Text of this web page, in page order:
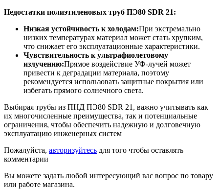
Недостатки полиэтиленовых труб ПЭ80 SDR 21:
Низкая устойчивость к холодам:При экстремально
низких температурах материал может стать хрупким,
что снижает его эксплуатационные характеристики.
Чувствительность к ультрафиолетовому
излучению:Прямое воздействие УФ-лучей может
привести к деградации материала, поэтому
рекомендуется использовать защитные покрытия или
избегать прямого солнечного света.
Выбирая трубы из ПНД ПЭ80 SDR 21, важно учитывать как
их многочисленные преимущества, так и потенциальные
ограничения, чтобы обеспечить надежную и долговечную
эксплуатацию инженерных систем
Пожалуйста, авторизуйтесь для того чтобы оставлять
комментарии
Вы можете задать любой интересующий вас вопрос по товару
или работе магазина.